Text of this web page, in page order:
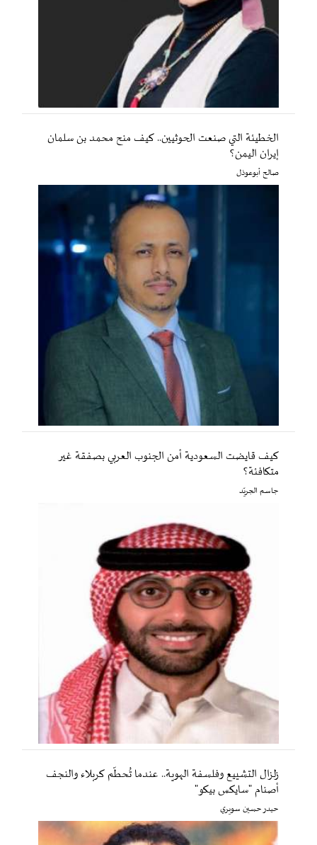
الخطيئة التي صنعت الحوثيين.. كيف منح محمد بن سلمان
إيران اليمن؟
صالح أبوعوذل
كيف قايضت السعودية أمن الجنوب العربي بصفقة غير
متكافئة؟
جاسم الجريّد
زلزال التشييع وفلسفة الهوية.. عندما تُحطّم كربلاء والنجف
أصنام "سايكس بيكو"
حيدر حسين سويري